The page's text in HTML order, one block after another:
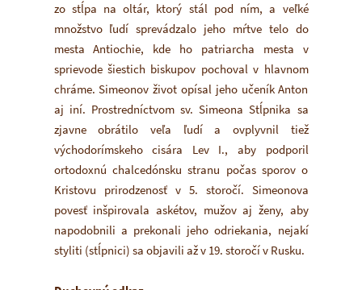
zo stĺpa na oltár, ktorý stál pod ním, a veľké
množstvo ľudí sprevádzalo jeho mŕtve telo do
mesta Antiochie, kde ho patriarcha mesta v
sprievode šiestich biskupov pochoval v hlavnom
chráme. Simeonov život opísal jeho učeník Anton
aj iní. Prostredníctvom sv. Simeona Stĺpnika sa
zjavne obrátilo veľa ľudí a ovplyvnil tiež
východorímskeho cisára Lev I., aby podporil
ortodoxnú chalcedónsku stranu počas sporov o
Kristovu prirodzenosť v 5. storočí. Simeonova
povesť inšpirovala askétov, mužov aj ženy, aby
napodobnili a prekonali jeho odriekania, nejakí
styliti (stĺpnici) sa objavili až v 19. storočí v Rusku.